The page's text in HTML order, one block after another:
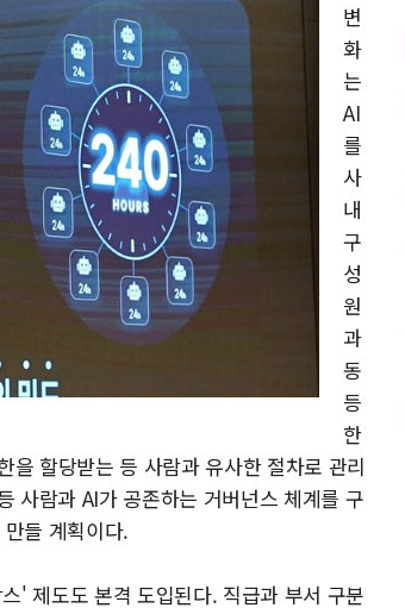
변
화
는
AI
를
사
내
구
성
원
과
동
등
한
을 할당받는 등 사람과 유사한 절차로 관리
사람과 AI가 공존하는 거버넌스 체계를 구
들 계획이다.
' 제도도 본격 도입된다. 직급과 부서 구분